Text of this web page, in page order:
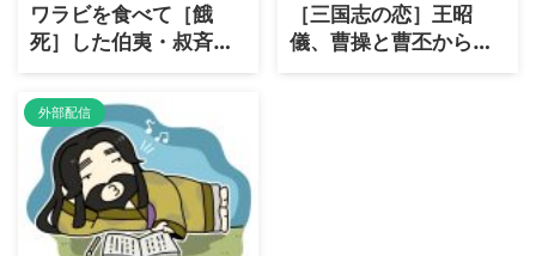
ワラビを食べて［餓
死］した伯夷・叔斉兄
弟の悲劇！
［三国志の恋］王昭
儀、曹操と曹丕からの
特別な愛
外部配信